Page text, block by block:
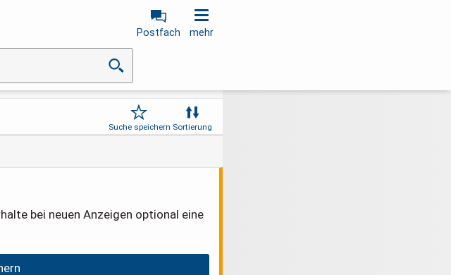
Postfach mehr
Suche speichern Sortierung
bei neuen Anzeigen optional eine